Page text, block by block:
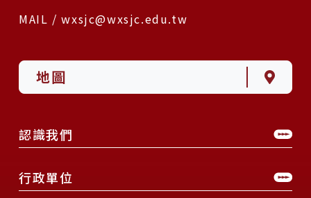
MAIL / wxsjc@wxsjc.edu.tw
地圖
認識我們
行政單位